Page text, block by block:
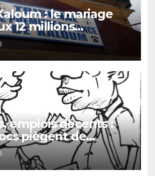
: le mariage
12 millions
emplois décents :
piègent de
jeunes